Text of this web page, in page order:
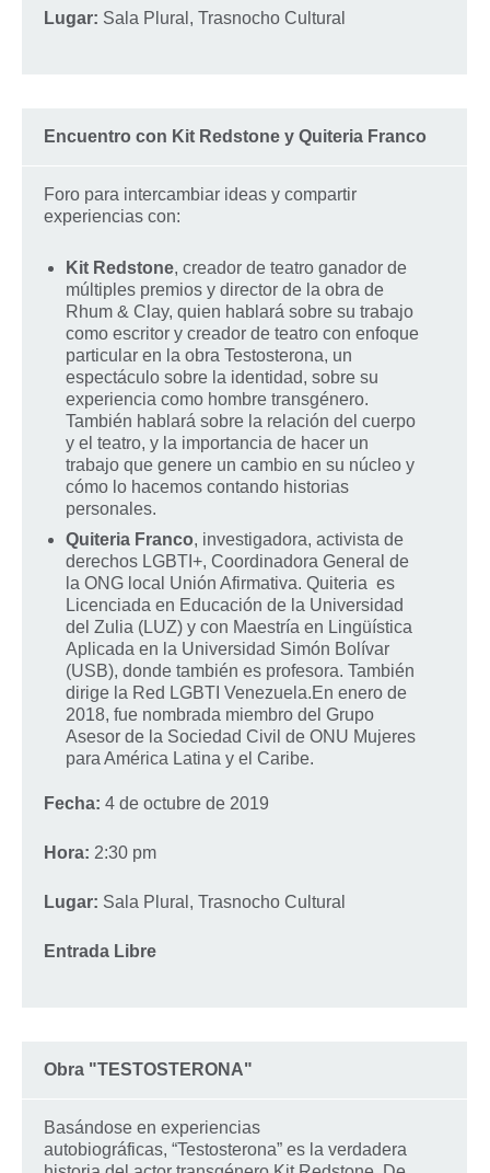
Lugar: Sala Plural, Trasnocho Cultural
Encuentro con Kit Redstone y Quiteria Franco
Foro para intercambiar ideas y compartir
experiencias con:
Kit Redstone, creador de teatro ganador de
múltiples premios y director de la obra de
Rhum & Clay, quien hablará sobre su trabajo
como escritor y creador de teatro con enfoque
particular en la obra Testosterona, un
espectáculo sobre la identidad, sobre su
experiencia como hombre transgénero.
También hablará sobre la relación del cuerpo
y el teatro, y la importancia de hacer un
trabajo que genere un cambio en su núcleo y
cómo lo hacemos contando historias
personales.
Quiteria Franco, investigadora, activista de
derechos LGBTI+, Coordinadora General de
la ONG local Unión Afirmativa. Quiteria es
Licenciada en Educación de la Universidad
del Zulia (LUZ) y con Maestría en Lingüística
Aplicada en la Universidad Simón Bolívar
(USB), donde también es profesora. También
dirige la Red LGBTI Venezuela.En enero de
2018, fue nombrada miembro del Grupo
Asesor de la Sociedad Civil de ONU Mujeres
para América Latina y el Caribe.
Fecha: 4 de octubre de 2019
Hora: 2:30 pm
Lugar: Sala Plural, Trasnocho Cultural
Entrada Libre
Obra "TESTOSTERONA"
Basándose en experiencias
autobiográficas, “Testosterona” es la verdadera